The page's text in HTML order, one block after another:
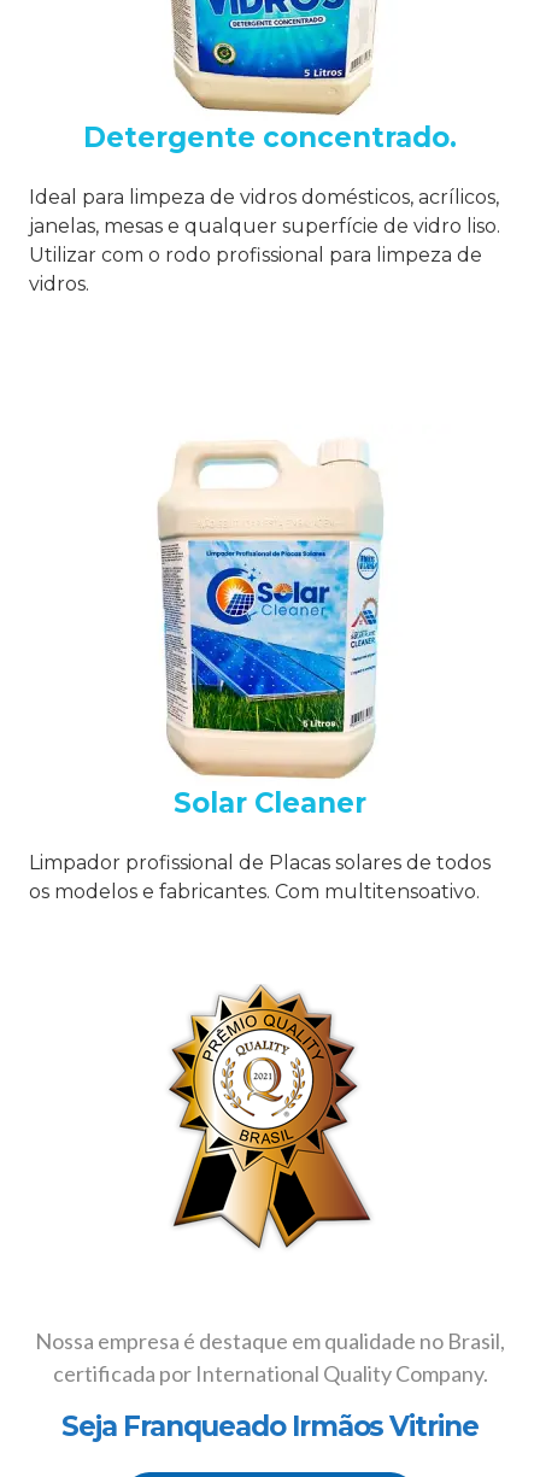
Detergente concentrado.
Ideal para limpeza de vidros domésticos, acrílicos,
janelas, mesas e qualquer superfície de vidro liso.
Utilizar com o rodo profissional para limpeza de
vidros.
Solar Cleaner
Limpador profissional de Placas solares de todos
os modelos e fabricantes. Com multitensoativo.
Nossa empresa é destaque em qualidade no Brasil,
certificada por International Quality Company.
Seja Franqueado Irmãos Vitrine